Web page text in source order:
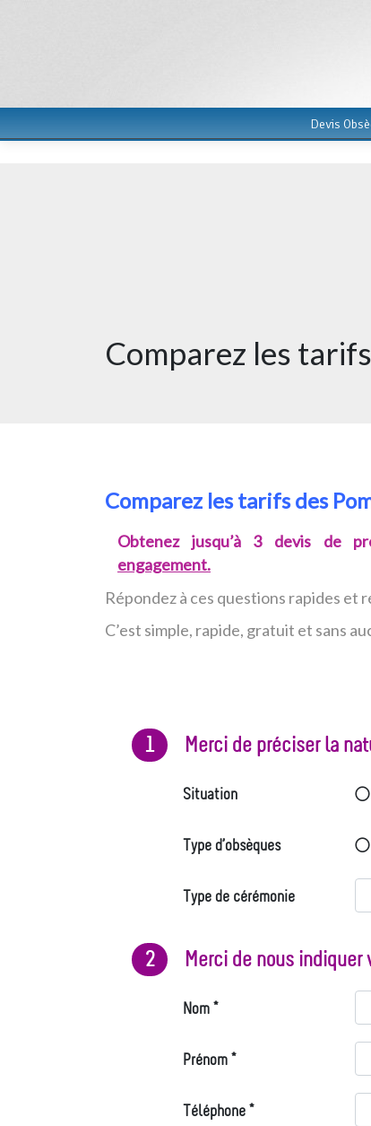
Devis
Comparez les
Comparez les tarifs des
Obtenez jusqu’à 3 devis de
engagement.
Répondez à ces questions rapides et
C’est simple, rapide, gratuit et sans